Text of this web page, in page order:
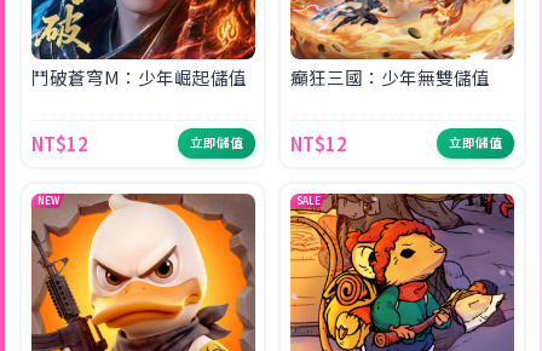
鬥破蒼穹M：少年崛起儲值
NT$12 立即儲值
癲狂三國：少年無雙儲值
NT$12 立即儲值
NEW SALE